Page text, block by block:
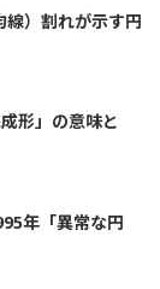
線）割れが示す円
形」の意味と
年「異常な円